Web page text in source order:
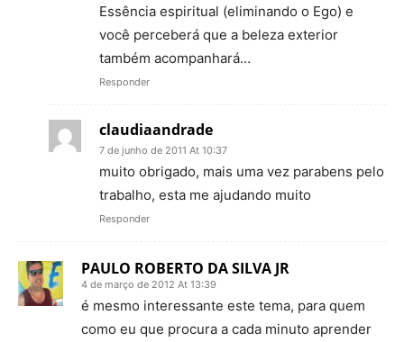
Essência espiritual (eliminando o Ego) e
você perceberá que a beleza exterior
também acompanhará…
Responder
claudiaandrade
7 de junho de 2011 At 10:37
muito obrigado, mais uma vez parabens pelo
trabalho, esta me ajudando muito
Responder
PAULO ROBERTO DA SILVA JR
4 de março de 2012 At 13:39
é mesmo interessante este tema, para quem
como eu que procura a cada minuto aprender